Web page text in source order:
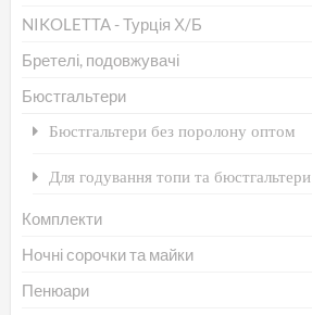
NIKOLETTA - Турція Х/Б
Бретелі, подовжувачі
Бюстгальтери
Бюстгальтери без поролону оптом
Для годування топи та бюстгальтери
Комплекти
Ночні сорочки та майки
Пенюари